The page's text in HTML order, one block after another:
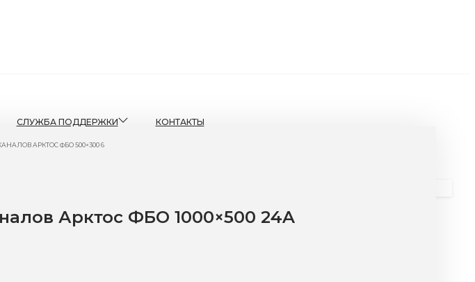
СЛУЖБА ПОДДЕРЖКИ КОНТАКТЫ
АРКТОС ФБО 500×300 6
Арктос ФБО 1000×500 24A